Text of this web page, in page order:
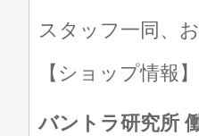
スタッフ一同、
【ショップ情報
バントラ研究所